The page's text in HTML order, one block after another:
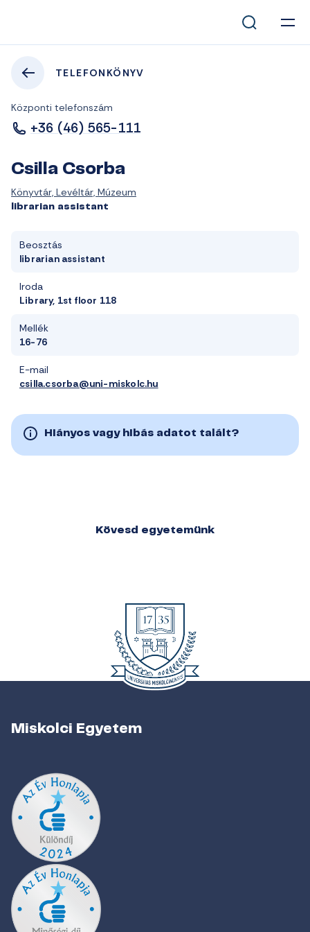
TELEFONKÖNYV
Központi telefonszám
+36 (46) 565-111
Csilla Csorba
Könyvtár, Levéltár, Múzeum
librarian assistant
Beosztás
librarian assistant
Iroda
Library, 1st floor 118
Mellék
16-76
E-mail
csilla.csorba@uni-miskolc.hu
Hiányos vagy hibás adatot talált?
Kövesd egyetemünk
Miskolci Egyetem